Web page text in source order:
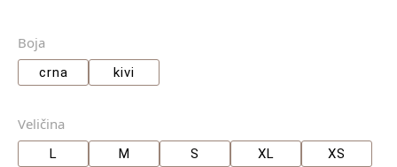
Boja
crna kivi
Veličina
L M S XL XS